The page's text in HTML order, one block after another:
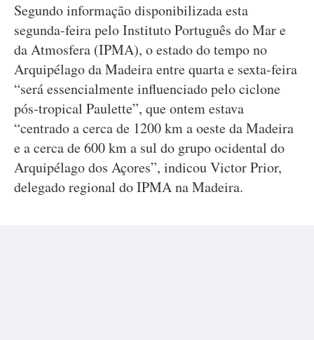
Segundo informação disponibilizada esta
segunda-feira pelo Instituto Português do Mar e
da Atmosfera (IPMA), o estado do tempo no
Arquipélago da Madeira entre quarta e sexta-feira
“será essencialmente influenciado pelo ciclone
pós-tropical Paulette”, que ontem estava
“centrado a cerca de 1200 km a oeste da Madeira
e a cerca de 600 km a sul do grupo ocidental do
Arquipélago dos Açores”, indicou Victor Prior,
delegado regional do IPMA na Madeira.